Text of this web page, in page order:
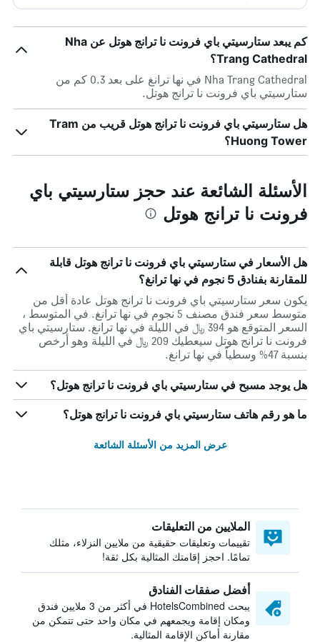
كم يبعد ستارسيتي باي فرونت نا ترانج هوتل عن Nha
Trang Cathedral؟
Nha Trang Cathedral في نها ترانغ على بعد 0.3 كم من
ستارسيتي باي فرونت نا ترانج هوتل.
هل ستارسيتي باي فرونت نا ترانج هوتل قريب من Tram
Huong Tower؟
الأسئلة الشائعة عند حجز ستارسيتي باي
فرونت نا ترانج هوتل
هل الأسعار في ستارسيتي باي فرونت نا ترانج هوتل قابلة
للمقارنة بفنادق 5 نجوم في نها ترانغ؟
يكون سعر ستارسيتي باي فرونت نا ترانج هوتل عادة أقل من
متوسط ​​سعر فندق مصنف 5 نجوم في نها ترانغ. في المتوسط ،
السعر المتوقع هو 394 ﷼ في الليلة في نها ترانغ. ستارسيتي باي
فرونت نا ترانج هوتل سيعطيك 209 ﷼ في الليلة وهو أرخص
بنسبة 47% وسطياً في نها ترانغ.
هل يوجد مسبح في ستارسيتي باي فرونت نا ترانج هوتل؟
ما هو رقم هاتف ستارسيتي باي فرونت نا ترانج هوتل؟
عرض المزيد من الأسئلة الشائعة
الملايين من التعليقات
تقييمات وتعليقات حقيقية من ملايين النزلاء، مثلك
تمامًا. احجز إقامتك المثالية بكل ثقة!
أفضل صفقات الفنادق
يبحث HotelsCombined في أكثر من 3 ملايين فندق
ومكان إقامة ويجمعهم في مكان واحد حتى تتمكن من
مقارنة أماكن الإقامة المثالية.